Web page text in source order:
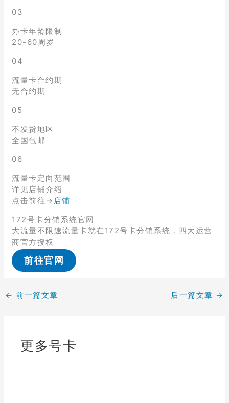
03
办卡年龄限制
20-60周岁
04
流量卡合约期
无合约期
05
不发货地区
全国包邮
06
流量卡定向范围
详见店铺介绍
点击前往→ 店铺
172号卡分销系统官网
大流量不限速流量卡就在172号卡分销系统，四大运营
商官方授权
前往官网
← 前一篇文章 后一篇文章 →
更多号卡